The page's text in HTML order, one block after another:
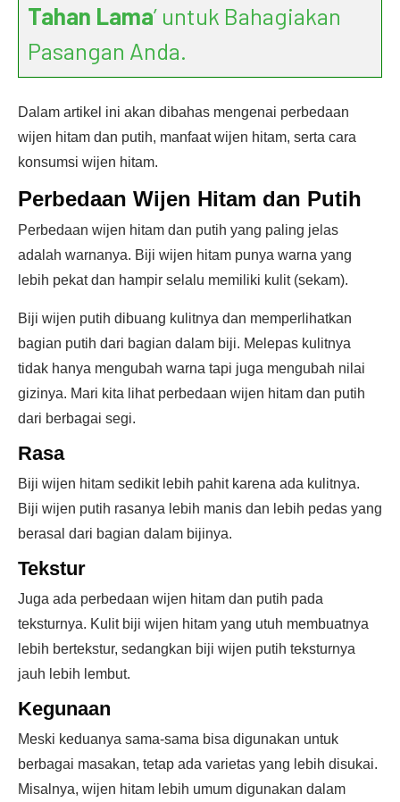
Tahan Lama’ untuk Bahagiakan
Pasangan Anda.
Dalam artikel ini akan dibahas mengenai perbedaan
wijen hitam dan putih, manfaat wijen hitam, serta cara
konsumsi wijen hitam.
Perbedaan Wijen Hitam dan Putih
Perbedaan wijen hitam dan putih yang paling jelas
adalah warnanya. Biji wijen hitam punya warna yang
lebih pekat dan hampir selalu memiliki kulit (sekam).
Biji wijen putih dibuang kulitnya dan memperlihatkan
bagian putih dari bagian dalam biji. Melepas kulitnya
tidak hanya mengubah warna tapi juga mengubah nilai
gizinya. Mari kita lihat perbedaan wijen hitam dan putih
dari berbagai segi.
Rasa
Biji wijen hitam sedikit lebih pahit karena ada kulitnya.
Biji wijen putih rasanya lebih manis dan lebih pedas yang
berasal dari bagian dalam bijinya.
Tekstur
Juga ada perbedaan wijen hitam dan putih pada
teksturnya. Kulit biji wijen hitam yang utuh membuatnya
lebih bertekstur, sedangkan biji wijen putih teksturnya
jauh lebih lembut.
Kegunaan
Meski keduanya sama-sama bisa digunakan untuk
berbagai masakan, tetap ada varietas yang lebih disukai.
Misalnya, wijen hitam lebih umum digunakan dalam